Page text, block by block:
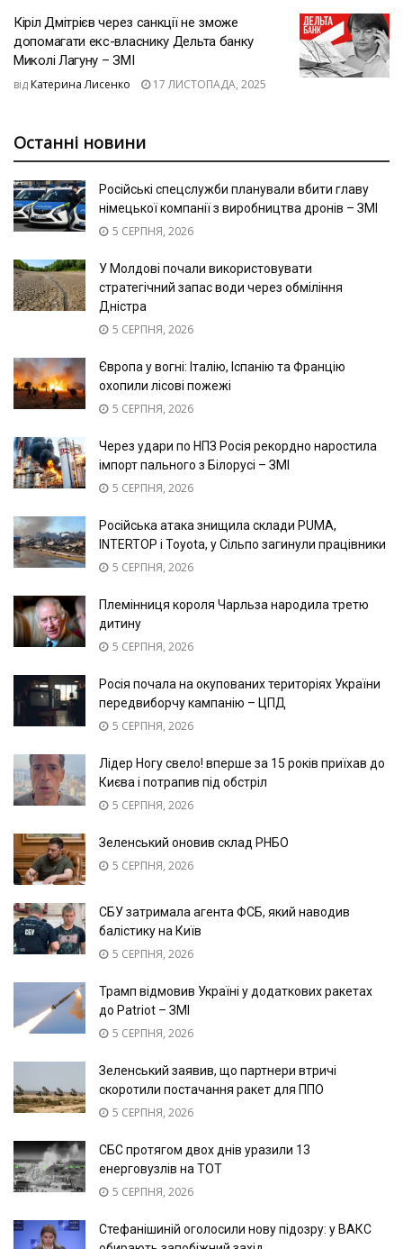
Кіріл Дмітрієв через санкції не зможе
допомагати екс-власнику Дельта банку
Миколі Лагуну – ЗМІ
від Катерина Лисенко 17 ЛИСТОПАДА, 2025
Останні новини
Російські спецслужби планували вбити главу
німецької компанії з виробництва дронів – ЗМІ
5 СЕРПНЯ, 2026
У Молдові почали використовувати
стратегічний запас води через обміління
Дністра
5 СЕРПНЯ, 2026
Європа у вогні: Італію, Іспанію та Францію
охопили лісові пожежі
5 СЕРПНЯ, 2026
Через удари по НПЗ Росія рекордно наростила
імпорт пального з Білорусі – ЗМІ
5 СЕРПНЯ, 2026
Російська атака знищила склади PUMA,
INTERTOP і Toyota, у Сільпо загинули працівники
5 СЕРПНЯ, 2026
Племінниця короля Чарльза народила третю
дитину
5 СЕРПНЯ, 2026
Росія почала на окупованих територіях України
передвиборчу кампанію – ЦПД
5 СЕРПНЯ, 2026
Лідер Ногу свело! вперше за 15 років приїхав до
Києва і потрапив під обстріл
5 СЕРПНЯ, 2026
Зеленський оновив склад РНБО
5 СЕРПНЯ, 2026
СБУ затримала агента ФСБ, який наводив
балістику на Київ
5 СЕРПНЯ, 2026
Трамп відмовив Україні у додаткових ракетах
до Patriot – ЗМІ
5 СЕРПНЯ, 2026
Зеленський заявив, що партнери втричі
скоротили постачання ракет для ППО
5 СЕРПНЯ, 2026
СБС протягом двох днів уразили 13
енерговузлів на ТОТ
5 СЕРПНЯ, 2026
Стефанішиній оголосили нову підозру: у ВАКС